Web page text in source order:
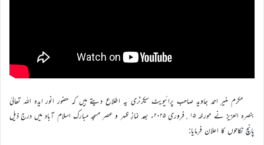
مکرم منیر احمد جاوید صاحب پرائیویٹ سیکرٹری یہ اطلاع دیتے ہیں کہ حضور انور ایدہ اللہ تعالیٰ
بنصرہ العزیز نے مورخہ ۱۵؍فروری ۲۰۲۵ء بعد نمازِ ظہر و عصر مسجد مبارک اسلام آباد میں درج ذیل
پانچ نکاحوں کا اعلان فرمایا: